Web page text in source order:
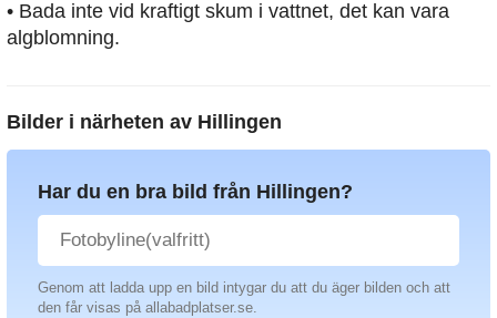
• Bada inte vid kraftigt skum i vattnet, det kan vara
algblomning.
Bilder i närheten av Hillingen
Har du en bra bild från Hillingen?
Genom att ladda upp en bild intygar du att du äger bilden och att
den får visas på allabadplatser.se.